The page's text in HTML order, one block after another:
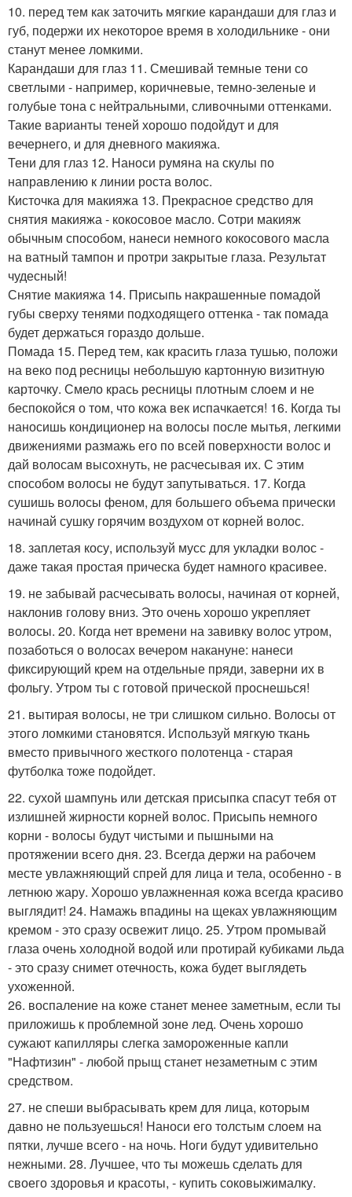
10. перед тем как заточить мягкие карандаши для глаз и
губ, подержи их некоторое время в холодильнике - они
станут менее ломкими.
Карандаши для глаз 11. Смешивай темные тени со
светлыми - например, коричневые, темно-зеленые и
голубые тона с нейтральными, сливочными оттенками.
Такие варианты теней хорошо подойдут и для
вечернего, и для дневного макияжа.
Тени для глаз 12. Наноси румяна на скулы по
направлению к линии роста волос.
Кисточка для макияжа 13. Прекрасное средство для
снятия макияжа - кокосовое масло. Сотри макияж
обычным способом, нанеси немного кокосового масла
на ватный тампон и протри закрытые глаза. Результат
чудесный!
Снятие макияжа 14. Присыпь накрашенные помадой
губы сверху тенями подходящего оттенка - так помада
будет держаться гораздо дольше.
Помада 15. Перед тем, как красить глаза тушью, положи
на веко под ресницы небольшую картонную визитную
карточку. Смело крась ресницы плотным слоем и не
беспокойся о том, что кожа век испачкается! 16. Когда ты
наносишь кондиционер на волосы после мытья, легкими
движениями размажь его по всей поверхности волос и
дай волосам высохнуть, не расчесывая их. С этим
способом волосы не будут запутываться. 17. Когда
сушишь волосы феном, для большего объема прически
начинай сушку горячим воздухом от корней волос.
18. заплетая косу, используй мусс для укладки волос -
даже такая простая прическа будет намного красивее.
19. не забывай расчесывать волосы, начиная от корней,
наклонив голову вниз. Это очень хорошо укрепляет
волосы. 20. Когда нет времени на завивку волос утром,
позаботься о волосах вечером накануне: нанеси
фиксирующий крем на отдельные пряди, заверни их в
фольгу. Утром ты с готовой прической проснешься!
21. вытирая волосы, не три слишком сильно. Волосы от
этого ломкими становятся. Используй мягкую ткань
вместо привычного жесткого полотенца - старая
футболка тоже подойдет.
22. сухой шампунь или детская присыпка спасут тебя от
излишней жирности корней волос. Присыпь немного
корни - волосы будут чистыми и пышными на
протяжении всего дня. 23. Всегда держи на рабочем
месте увлажняющий спрей для лица и тела, особенно - в
летнюю жару. Хорошо увлажненная кожа всегда красиво
выглядит! 24. Намажь впадины на щеках увлажняющим
кремом - это сразу освежит лицо. 25. Утром промывай
глаза очень холодной водой или протирай кубиками льда
- это сразу снимет отечность, кожа будет выглядеть
ухоженной.
26. воспаление на коже станет менее заметным, если ты
приложишь к проблемной зоне лед. Очень хорошо
сужают капилляры слегка замороженные капли
"Нафтизин" - любой прыщ станет незаметным с этим
средством.
27. не спеши выбрасывать крем для лица, которым
давно не пользуешься! Наноси его толстым слоем на
пятки, лучше всего - на ночь. Ноги будут удивительно
нежными. 28. Лучшее, что ты можешь сделать для
своего здоровья и красоты, - купить соковыжималку.